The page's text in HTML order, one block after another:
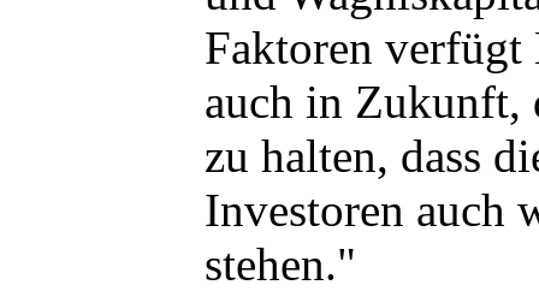
Faktoren
auch in Zukunft,
zu halten, dass
Investoren auch
stehen."